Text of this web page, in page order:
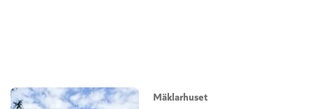
Mäklarhuset